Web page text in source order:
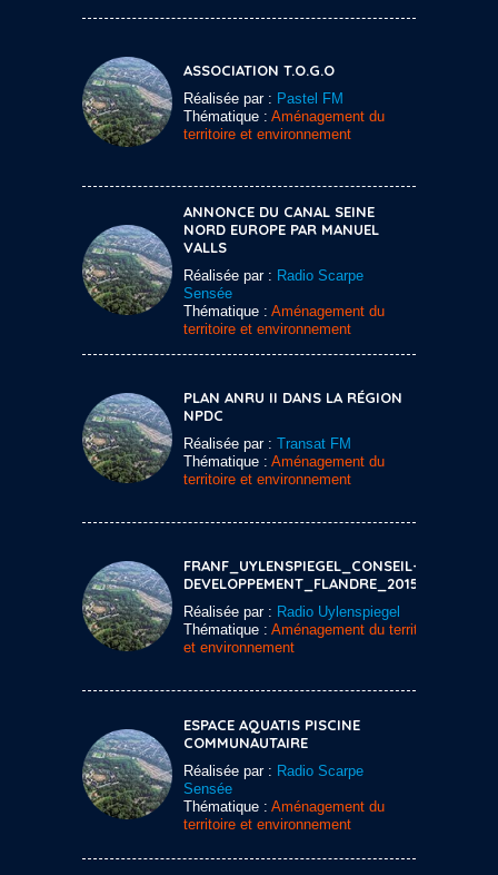
ASSOCIATION T.O.G.O
Réalisée par : Pastel FM
Thématique : Aménagement du
territoire et environnement
ANNONCE DU CANAL SEINE
NORD EUROPE PAR MANUEL
VALLS
Réalisée par : Radio Scarpe
Sensée
Thématique : Aménagement du
territoire et environnement
PLAN ANRU II DANS LA RÉGION
NPDC
Réalisée par : Transat FM
Thématique : Aménagement du
territoire et environnement
FRANF_UYLENSPIEGEL_CONSEIL-DE-
DEVELOPPEMENT_FLANDRE_20150120
Réalisée par : Radio Uylenspiegel
Thématique : Aménagement du territoire
et environnement
ESPACE AQUATIS PISCINE
COMMUNAUTAIRE
Réalisée par : Radio Scarpe
Sensée
Thématique : Aménagement du
territoire et environnement